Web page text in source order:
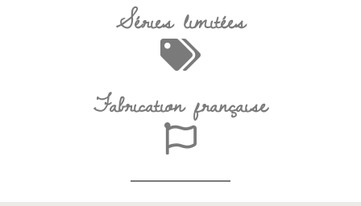
Séries limitées
Fabrication française